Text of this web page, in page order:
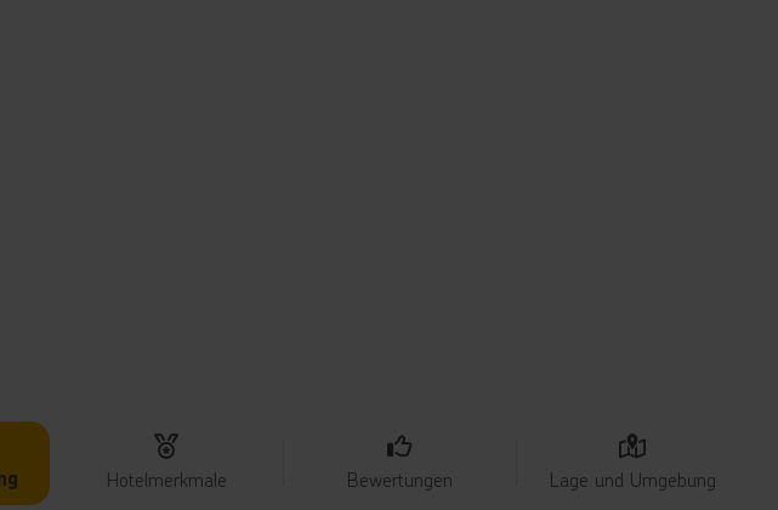
Hotelmerkmale Bewertungen Lage und Umgebung